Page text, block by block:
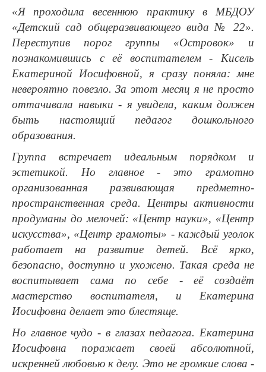
«Я проходила весеннюю практику в МБДОУ
«Детский сад общеразвивающего вида № 22».
Переступив порог группы «Островок» и
познакомившись с её воспитателем - Кисель
Екатериной Иосифовной, я сразу поняла: мне
невероятно повезло. За этот месяц я не просто
оттачивала навыки - я увидела, каким должен
быть настоящий педагог дошкольного
образования.
Группа встречает идеальным порядком и
эстетикой. Но главное - это грамотно
организованная развивающая предметно-
пространственная среда. Центры активности
продуманы до мелочей: «Центр науки», «Центр
искусства», «Центр грамоты» - каждый уголок
работает на развитие детей. Всё ярко,
безопасно, доступно и ухожено. Такая среда не
воспитывает сама по себе - её создаёт
мастерство воспитателя, и Екатерина
Иосифовна делает это блестяще.
Но главное чудо - в глазах педагога. Екатерина
Иосифовна поражает своей абсолютной,
искренней любовью к делу. Это не громкие слова -